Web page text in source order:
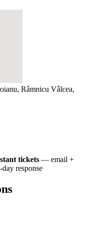
Râmnicu Vâlcea,
tickets — email +
response